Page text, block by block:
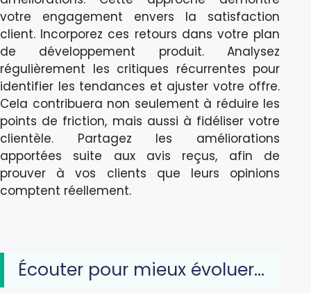
votre engagement envers la satisfaction
client. Incorporez ces retours dans votre plan
de développement produit. Analysez
régulièrement les critiques récurrentes pour
identifier les tendances et ajuster votre offre.
Cela contribuera non seulement à réduire les
points de friction, mais aussi à fidéliser votre
clientèle. Partagez les améliorations
apportées suite aux avis reçus, afin de
prouver à vos clients que leurs opinions
comptent réellement.
Écouter pour mieux évoluer…